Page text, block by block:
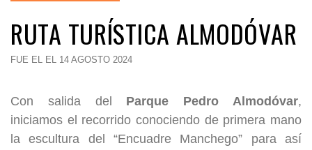
RUTA TURÍSTICA ALMODÓVAR
FUE EL EL 14 AGOSTO 2024
Con salida del Parque Pedro Almodóvar,
iniciamos el recorrido conociendo de primera mano
la escultura del “Encuadre Manchego” para así